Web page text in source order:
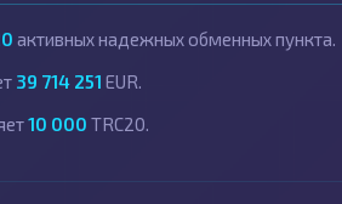
активных надежных обменных пункта.
39 714 251 EUR.
10 000 TRC20.